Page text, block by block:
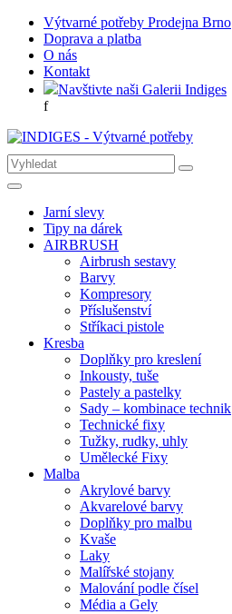
Výtvarné potřeby Prodejna Brno
Doprava a platba
O nás
Kontakt
Navštivte naši Galerii Indiges
f
Jarní slevy
Tipy na dárek
AIRBRUSH
Airbrush sestavy
Barvy
Kompresory
Příslušenství
Stříkaci pistole
Kresba
Doplňky pro kreslení
Inkousty, tuše
Pastely a pastelky
Sady – kombinace technik
Technické fixy
Tužky, rudky, uhly
Umělecké Fixy
Malba
Akrylové barvy
Akvarelové barvy
Doplňky pro malbu
Kvaše
Laky
Malířské stojany
Malování podle čísel
Média a Gely